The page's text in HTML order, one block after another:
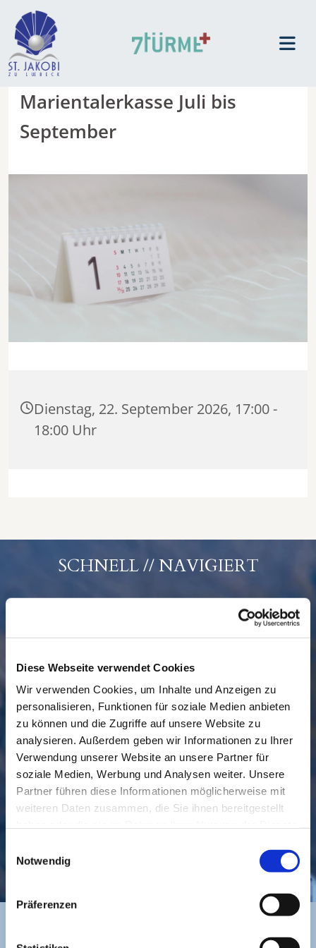
Diese Webseite verwendet Cookies
Wir verwenden Cookies, um Inhalte und Anzeigen zu
personalisieren, Funktionen für soziale Medien anbieten
zu können und die Zugriffe auf unsere Website zu
analysieren. Außerdem geben wir Informationen zu Ihrer
Verwendung unserer Website an unsere Partner für
soziale Medien, Werbung und Analysen weiter. Unsere
Partner führen diese Informationen möglicherweise mit
weiteren Daten zusammen, die Sie ihnen bereitgestellt
Notwendig
Präferenzen
Marientalerkasse Juli bis
September
Dienstag, 22. September 2026, 17:00 -
18:00 Uhr
SCHNELL // NAVIGIERT
GEMEINDE BESUCHEN